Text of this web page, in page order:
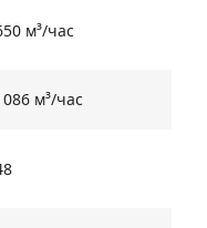
м³/час
м³/час